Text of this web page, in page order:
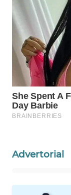
Advertorial
KONSUMEN
LISTRIK
MASYARAKAT
KELISTRIKAN
WALINKI
ID
NET